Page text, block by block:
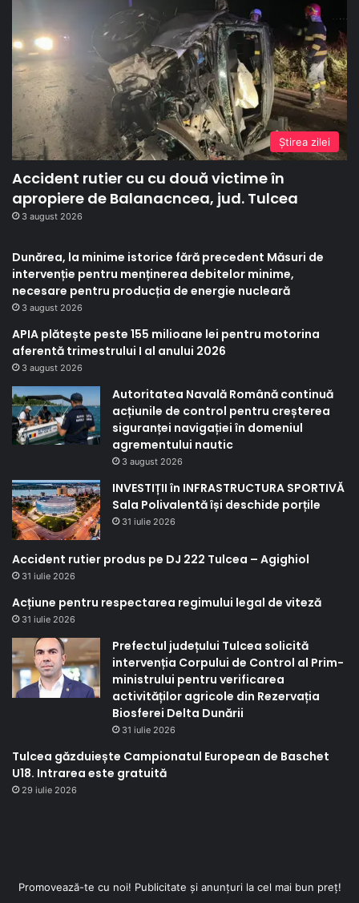
Ştirea zilei
Accident rutier cu cu două victime în
apropiere de Balanacncea, jud. Tulcea
3 august 2026
Dunărea, la minime istorice fără precedent Măsuri de
intervenție pentru menținerea debitelor minime,
necesare pentru producția de energie nucleară
3 august 2026
APIA plătește peste 155 milioane lei pentru motorina
aferentă trimestrului I al anului 2026
3 august 2026
Autoritatea Navală Română continuă
acțiunile de control pentru creșterea
siguranței navigației în domeniul
agrementului nautic
3 august 2026
INVESTIȚII în INFRASTRUCTURA SPORTIVĂ
Sala Polivalentă își deschide porțile
31 iulie 2026
Accident rutier produs pe DJ 222 Tulcea – Agighiol
31 iulie 2026
Acțiune pentru respectarea regimului legal de viteză
31 iulie 2026
Prefectul județului Tulcea solicită
intervenția Corpului de Control al Prim-
ministrului pentru verificarea
activităților agricole din Rezervația
Biosferei Delta Dunării
31 iulie 2026
Tulcea găzduiește Campionatul European de Baschet
U18. Intrarea este gratuită
29 iulie 2026
Promovează-te cu noi! Publicitate și anunțuri la cel mai bun preț!